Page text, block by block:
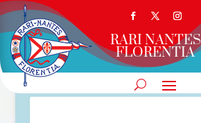
RARI NANTES
FLORENTIA